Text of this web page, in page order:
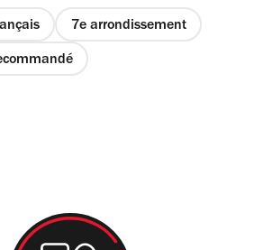
7e arrondissement